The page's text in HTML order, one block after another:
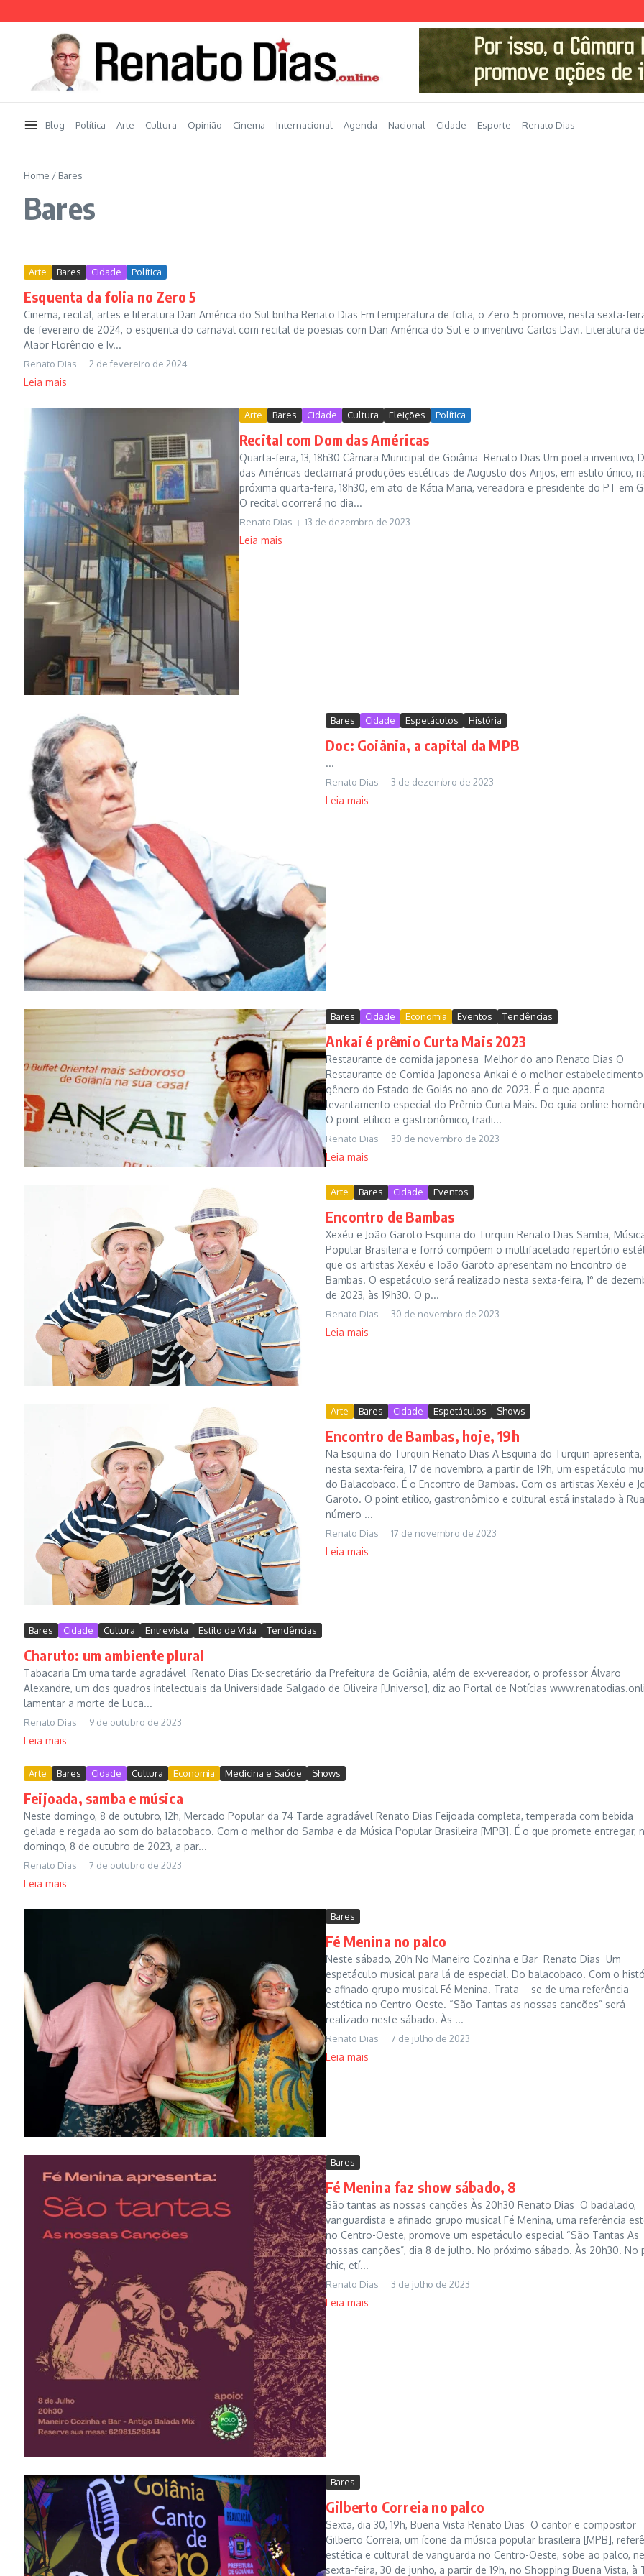
Blog Política Arte Cultura Opinião Cinema Internacional Agenda Nacional Cidade Esporte Renato Dias
Home / Bares
Bares
Arte Bares Cidade Política
Esquenta da folia no Zero 5
Cinema, recital, artes e literatura Dan América do Sul brilha Renato Dias Em temperatura de folia, o Zero 5 promove, nesta sexta-
de fevereiro de 2024, o esquenta do carnaval com recital de poesias com Dan América do Sul e o inventivo Carlos Davi. Literatura de
Alaor Florêncio e Iv...
Renato Dias 2 de fevereiro de 2024
Leia mais
Arte Bares Cidade Cultura Eleições Política
Recital com Dom das Américas
Quarta-feira, 13, 18h30 Câmara Municipal de Goiânia Renato Dias Um poeta inventivo,
das Américas declamará produções estéticas de Augusto dos Anjos, em estilo único,
próxima quarta-feira, 18h30, em ato de Kátia Maria, vereadora e presidente do PT em
O recital ocorrerá no dia...
Renato Dias 13 de dezembro de 2023
Leia mais
Bares Cidade Espetáculos História
Doc: Goiânia, a capital da MPB
...
Renato Dias 3 de dezembro de 2023
Leia mais
Bares Cidade Economia Eventos Tendências
Ankai é prêmio Curta Mais 2023
Restaurante de comida japonesa Melhor do ano Renato Dias O
Restaurante de Comida Japonesa Ankai é o melhor
gênero do Estado de Goiás no ano de 2023. É o que aponta
levantamento especial do Prêmio Curta Mais. Do guia online
O point etílico e gastronômico, tradi...
Renato Dias 30 de novembro de 2023
Leia mais
Arte Bares Cidade Eventos
Encontro de Bambas
Xexéu e João Garoto Esquina do Turquin Renato Dias Samba,
Popular Brasileira e forró compõem o multifacetado repertório
que os artistas Xexéu e João Garoto apresentam no Encontro de
Bambas. O espetáculo será realizado nesta sexta-feira, 1° de
de 2023, às 19h30. O p...
Renato Dias 30 de novembro de 2023
Leia mais
Arte Bares Cidade Espetáculos Shows
Encontro de Bambas, hoje, 19h
Na Esquina do Turquin Renato Dias A Esquina do Turquin apresenta,
nesta sexta-feira, 17 de novembro, a partir de 19h, um espetáculo
do Balacobaco. É o Encontro de Bambas. Com os artistas Xexéu e
Garoto. O point etílico, gastronômico e cultural está instalado à Rua
número ...
Renato Dias 17 de novembro de 2023
Leia mais
Bares Cidade Cultura Entrevista Estilo de Vida Tendências
Charuto: um ambiente plural
Tabacaria Em uma tarde agradável Renato Dias Ex-secretário da Prefeitura de Goiânia, além de ex-vereador, o professor Álvaro
Alexandre, um dos quadros intelectuais da Universidade Salgado de Oliveira [Universo], diz ao Portal de Notícias
lamentar a morte de Luca...
Renato Dias 9 de outubro de 2023
Leia mais
Arte Bares Cidade Cultura Economia Medicina e Saúde Shows
Feijoada, samba e música
Neste domingo, 8 de outubro, 12h, Mercado Popular da 74 Tarde agradável Renato Dias Feijoada completa, temperada com bebida
gelada e regada ao som do balacobaco. Com o melhor do Samba e da Música Popular Brasileira [MPB]. É o que promete entregar,
domingo, 8 de outubro de 2023, a par...
Renato Dias 7 de outubro de 2023
Leia mais
Bares
Fé Menina no palco
Neste sábado, 20h No Maneiro Cozinha e Bar Renato Dias Um
espetáculo musical para lá de especial. Do balacobaco. Com o
e afinado grupo musical Fé Menina. Trata – se de uma referência
estética no Centro-Oeste. “São Tantas as nossas canções” será
realizado neste sábado. Às ...
Renato Dias 7 de julho de 2023
Leia mais
Bares
Fé Menina faz show sábado, 8
São tantas as nossas canções Às 20h30 Renato Dias O badalado,
vanguardista e afinado grupo musical Fé Menina, uma referência
no Centro-Oeste, promove um espetáculo especial “São Tantas As
nossas canções”, dia 8 de julho. No próximo sábado. Às 20h30. No
chic, etí...
Renato Dias 3 de julho de 2023
Leia mais
Bares
Gilberto Correia no palco
Sexta, dia 30, 19h, Buena Vista Renato Dias O cantor e compositor
Gilberto Correia, um ícone da música popular brasileira [MPB],
estética e cultural de vanguarda no Centro-Oeste, sobe ao palco,
sexta-feira, 30 de junho, a partir de 19h, no Shopping Buena Vista, à